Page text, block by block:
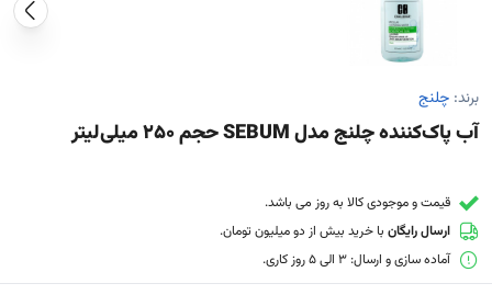
برند: چلنج
آب پاک‌کننده چلنج مدل SEBUM حجم ۲۵۰ میلی‌لیتر
قیمت و موجودی کالا به روز می باشد.
ارسال رایگان با خرید بیش از دو میلیون تومان.
آماده سازی و ارسال: 3 الی 5 روز کاری.